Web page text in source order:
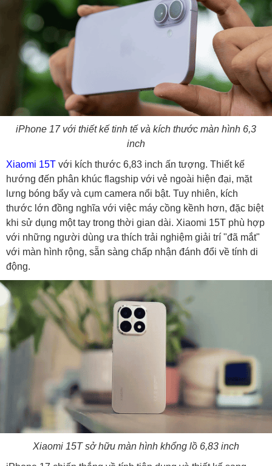
iPhone 17 với thiết kế tinh tế và kích thước màn hình 6,3
inch
Xiaomi 15T với kích thước 6,83 inch ấn tượng. Thiết kế
hướng đến phân khúc flagship với vẻ ngoài hiện đại, mặt
lưng bóng bẩy và cụm camera nổi bật. Tuy nhiên, kích
thước lớn đồng nghĩa với việc máy cồng kềnh hơn, đặc biệt
khi sử dụng một tay trong thời gian dài. Xiaomi 15T phù hợp
với những người dùng ưa thích trải nghiệm giải trí "đã mắt"
với màn hình rộng, sẵn sàng chấp nhận đánh đổi về tính di
động.
Xiaomi 15T sở hữu màn hình khổng lồ 6,83 inch